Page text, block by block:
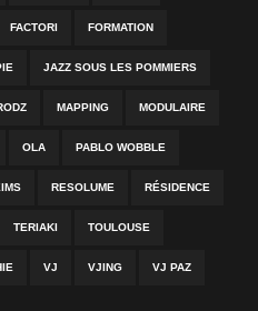
FACTORI FORMATION
JAZZ SOUS LES POMMIERS
MAPPING MODULAIRE
OLA PABLO WOBBLE
RESOLUME RÉSIDENCE
TERIAKI TOULOUSE
VJ VJING VJ PAZ